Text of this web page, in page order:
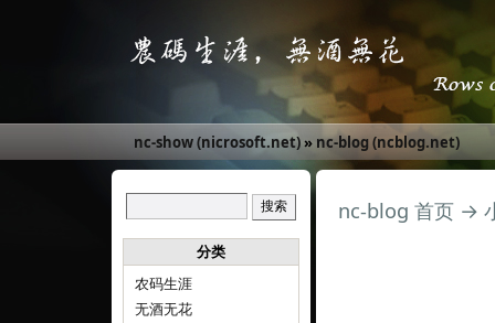
nc-show (nicrosoft.net)» nc-blog (ncblog.net)
分类
农码生涯
无酒无花
nc-blog 首页 →